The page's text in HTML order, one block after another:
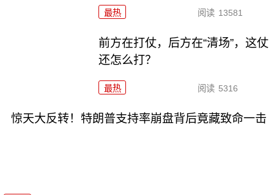
最热 阅读 13581
前方在打仗，后方在“清场”，这仗
还怎么打？
最热 阅读 5316
惊天大反转！特朗普支持率崩盘背后竟藏致命一击